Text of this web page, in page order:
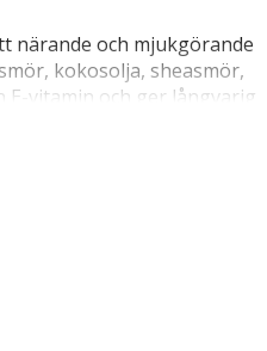
närande och mjukgörande
kokosolja, sheasmör,
E-vitamin och ger långvarig